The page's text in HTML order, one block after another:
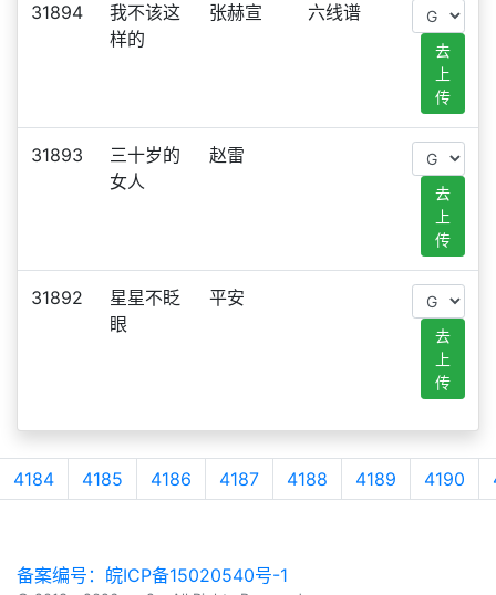
31894
我不该这
样的
张赫宣 六线谱
去
上
传
31893
三十岁的
女人
赵雷
去
上
传
31892
星星不眨
眼
平安
去
上
传
4184 4185 4186 4187 4188 4189 4190
备案编号：皖ICP备15020540号-1